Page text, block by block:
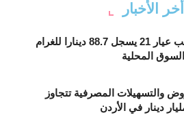
أخر الأخبار
الذهب عيار 21 يسجل 88.7 دينارا للغرام
المحلية
والتسهيلات المصرفية تتجاوز